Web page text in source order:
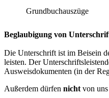
Grundbuchauszüge
Beglaubigung von
Die Unterschrift ist im Beisein
leisten. Der
Ausweisdokumenten (in der
Außerdem dürfen nicht von